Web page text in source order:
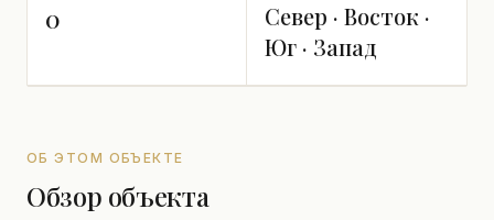
0
Север · Восток ·
Юг · Запад
ОБ ЭТОМ ОБЪЕКТЕ
Обзор объекта